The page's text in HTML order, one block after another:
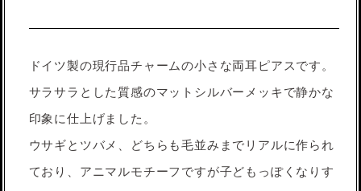
ドイツ製の現行品チャームの小さな両耳ピアスです。
サラサラとした質感のマットシルバーメッキで静かな
印象に仕上げました。
ウサギとツバメ、どちらも毛並みまでリアルに作られ
ており、アニマルモチーフですが子どもっぽくなりす